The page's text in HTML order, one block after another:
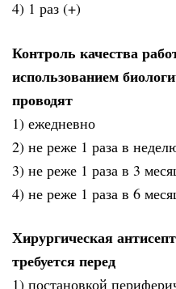
4) 1 раз (+)
Контроль качества
использованием
проводят
1) ежедневно
2) не реже 1 раза в
3) не реже 1 раза в 3
4) не реже 1 раза в 6
Хирургическая
требуется перед
1) постановкой